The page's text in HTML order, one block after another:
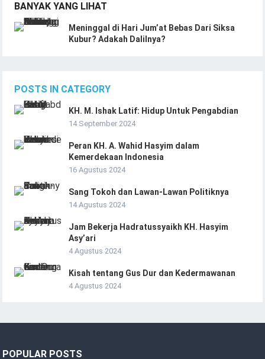
BANYAK YANG LIHAT
Meninggal di Hari Jum’at Bebas Dari Siksa
Kubur? Adakah Dalilnya?
POSTS IN CATEGORY
KH. M. Ishak Latif: Hidup Untuk Pengabdian
14 September 2024
Peran KH. A. Wahid Hasyim dalam
Kemerdekaan Indonesia
16 Agustus 2024
Sang Tokoh dan Lawan-Lawan Politiknya
14 Agustus 2024
Jam Bekerja Hadratussyaikh KH. Hasyim
Asy’ari
4 Agustus 2024
Kisah tentang Gus Dur dan Kedermawanan
4 Agustus 2024
POPULAR POSTS